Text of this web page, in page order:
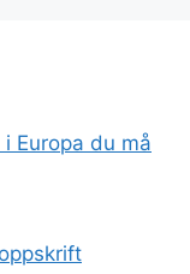
Europa du må